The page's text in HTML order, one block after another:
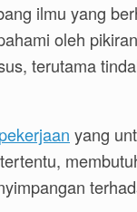
ilmu yang
oleh
terutama
yang